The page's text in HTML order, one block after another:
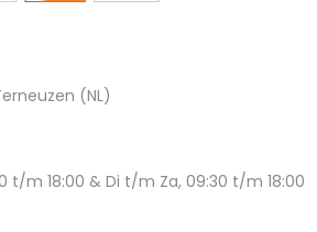
(NL)
t/m 18:00 & Di t/m Za, 09:30 t/m 18:00